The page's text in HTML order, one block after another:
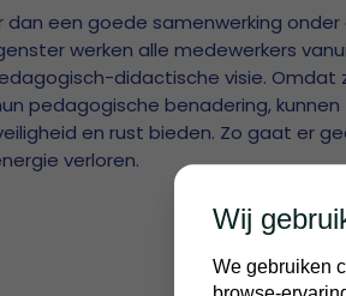
dan een goede samenwerking onder
werken alle medewerkers
didactische visie. Omdat
pedagogische benadering, kunnen
en rust bieden. Zo gaat er
verloren.
Wij
We gebruiken